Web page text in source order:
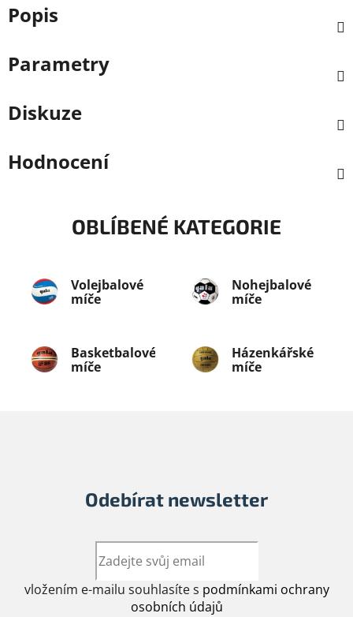
Popis
Parametry
Diskuze
Hodnocení
OBLÍBENÉ KATEGORIE
Volejbalové
míče
Nohejbalové
míče
Basketbalové
míče
Házenkářské
míče
Odebírat newsletter
vložením e-mailu souhlasíte s podmínkami ochrany
osobních údajů